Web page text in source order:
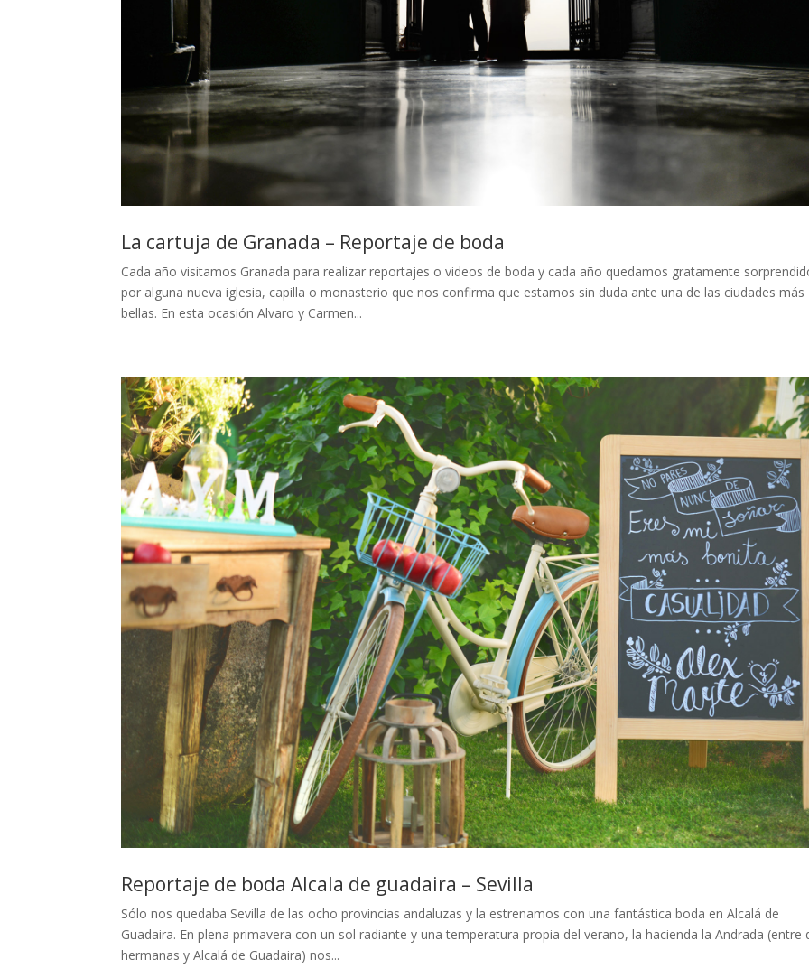
La cartuja de Granada – Reportaje de boda
Cada año visitamos Granada para realizar reportajes o videos de boda y cada año quedamos gratamente
por alguna nueva iglesia, capilla o monasterio que nos confirma que estamos sin duda ante una de las ciudades más
bellas. En esta ocasión Alvaro y Carmen...
Reportaje de boda Alcala de guadaira – Sevilla
Sólo nos quedaba Sevilla de las ocho provincias andaluzas y la estrenamos con una fantástica boda en Alcalá de
Guadaira. En plena primavera con un sol radiante y una temperatura propia del verano, la hacienda la Andrada (entre
hermanas y Alcalá de Guadaira) nos...